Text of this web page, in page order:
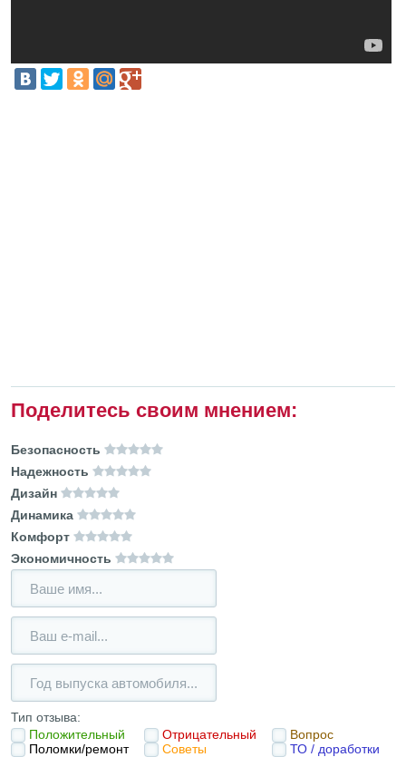
Поделитесь своим мнением:
Безопасность
Надежность
Дизайн
Динамика
Комфорт
Экономичность
Тип отзыва:
Положительный
Отрицательный
Вопрос
Поломки/ремонт
Советы ТО / доработки